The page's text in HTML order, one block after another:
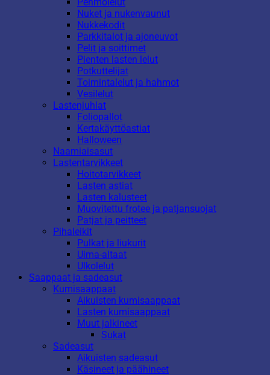
Nuket ja nukenvaunut
Nukkekodit
Parkkitalot ja ajoneuvot
Pelit ja soittimet
Pienten lasten lelut
Potkuttelijat
Toimintalelut ja hahmot
Vesilelut
Lastenjuhlat
Foliopallot
Kertakäyttöastiat
Halloween
Naamiaisasut
Lastentarvikkeet
Hoitotarvikkeet
Lasten astiat
Lasten kalusteet
Muovitettu frotee ja patjansuojat
Patjat ja peitteet
Pihaleikit
Pulkat ja liukurit
Uima-altaat
Ulkolelut
Saappaat ja sadeasut
Kumisaappaat
Aikuisten kumisaappaat
Lasten kumisaappaat
Muut jalkineet
Sukat
Sadeasut
Aikuisten sadeasut
Käsineet ja päähineet